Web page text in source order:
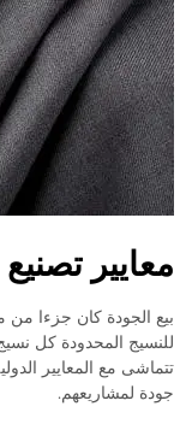
معايير
بيع الجودة كان جزءا من
تتماشى مع المعايير
جودة لمشاريعهم.